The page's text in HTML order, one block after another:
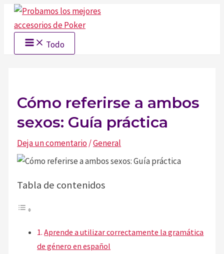
contenido
Main
Menu Todo
Cómo referirse a ambos
sexos: Guía práctica
Deja un comentario/General
Tabla de contenidos
Aprende a utilizar correctamente la gramática
de género en español